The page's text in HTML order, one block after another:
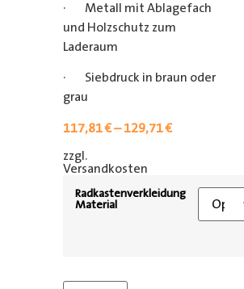
· Metall mit Ablagefach
und Holzschutz zum
Laderaum
· Siebdruck in braun oder
grau
117,81€–129,71€
zzgl.
Versandkosten
Radkastenverkleidung
Material